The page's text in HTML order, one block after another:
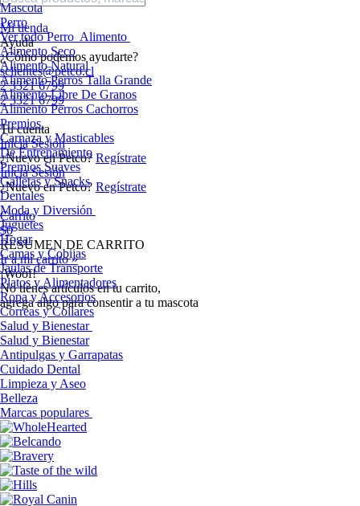
Mi tienda
Ayuda
¿Cómo podemos ayudarte?
sclientes@petco.cl
2 3321 6799
2 3321 6799
Tu cuenta
Inicia Sesión
¿Nuevo en Petco? Regístrate
Inicia Sesión
¿Nuevo en Petco? Regístrate
Carrito
$0
RESUMEN DE CARRITO
Ir a mi carrito »
¡Woof!
No tíenes artículos en tu carrito,
agrega algo para consentir a tu mascota
Mascota
Perro
Ver todo Perro Alimento
Alimento Seco
Alimento Natural
Alimento Perros Talla Grande
Alimento Libre De Granos
Alimento Perros Cachorros
Premios
Carnaza y Masticables
De Entrenamiento
Premios Suaves
Galletas y Snacks
Dentales
Moda y Diversión
Juguetes
Hogar
Camas y Cobijas
Jaulas de Transporte
Platos y Alimentadores
Ropa y Accesorios
Correas y Collares
Salud y Bienestar
Salud y Bienestar
Antipulgas y Garrapatas
Cuidado Dental
Limpieza y Aseo
Belleza
Marcas populares